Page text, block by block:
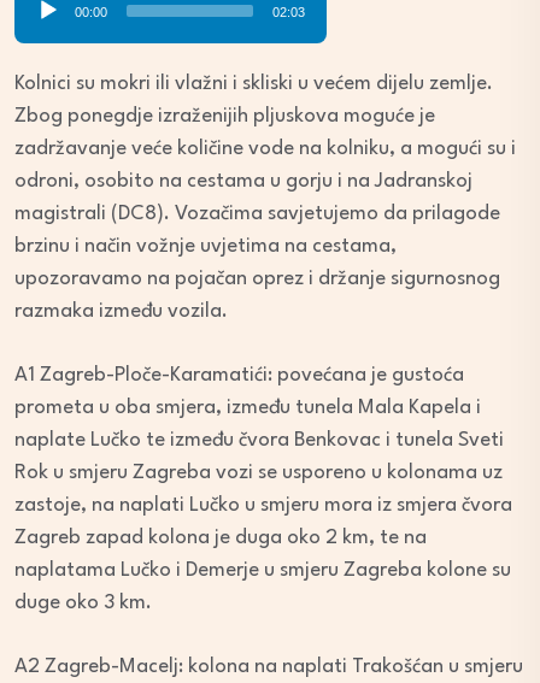
Player
00:00 02:03
Kolnici su mokri ili vlažni i skliski u većem dijelu zemlje.
Zbog ponegdje izraženijih pljuskova moguće je
zadržavanje veće količine vode na kolniku, a mogući su i
odroni, osobito na cestama u gorju i na Jadranskoj
magistrali (DC8). Vozačima savjetujemo da prilagode
brzinu i način vožnje uvjetima na cestama,
upozoravamo na pojačan oprez i držanje sigurnosnog
razmaka između vozila.
A1 Zagreb-Ploče-Karamatići: povećana je gustoća
prometa u oba smjera, između tunela Mala Kapela i
naplate Lučko te između čvora Benkovac i tunela Sveti
Rok u smjeru Zagreba vozi se usporeno u kolonama uz
zastoje, na naplati Lučko u smjeru mora iz smjera čvora
Zagreb zapad kolona je duga oko 2 km, te na
naplatama Lučko i Demerje u smjeru Zagreba kolone su
duge oko 3 km.
A2 Zagreb-Macelj: kolona na naplati Trakošćan u smjeru